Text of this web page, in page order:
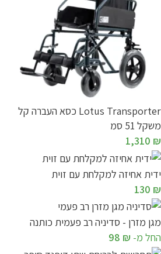
Lotus Transporter כסא העברה קל
משקל 51 סמ
1,310 ₪
ידית אחיזה למקלחת עם זוית
130 ₪
מגן מזרן - סדיניה רב פעמית כותנה
החל מ-
98 ₪